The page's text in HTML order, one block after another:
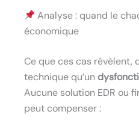
Analyse : quand le
économique
Ce que ces cas révèlent,
technique qu’un
Aucune solution EDR ou
peut compenser :